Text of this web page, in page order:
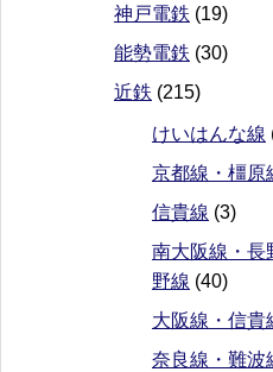
神戸電鉄 (19)
能勢電鉄 (30)
近鉄 (215)
けいはんな線
京都線・橿原
信貴線 (3)
南大阪線・長
野線 (40)
大阪線・信貴
奈良線・難波